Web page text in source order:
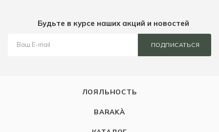
Будьте в курсе наших акций и новостей
ПОДПИСАТЬСЯ
ЛОЯЛЬНОСТЬ
BARAKÀ